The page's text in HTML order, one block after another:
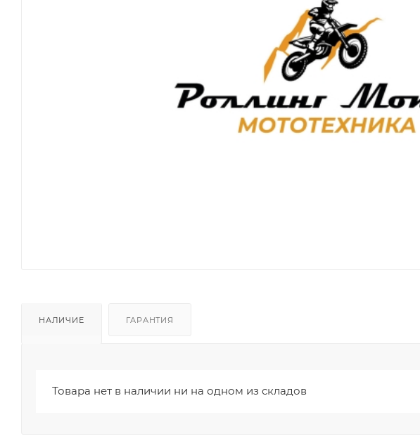
НАЛИЧИЕ ГАРАНТИЯ
Товара нет в наличии ни на одном из складов